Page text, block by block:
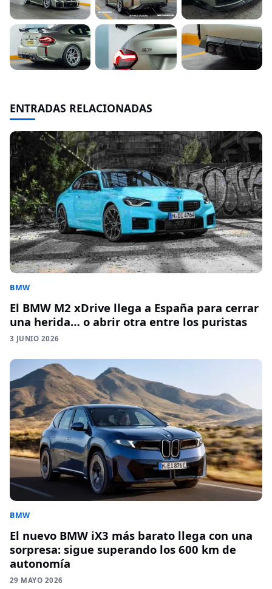
ENTRADAS RELACIONADAS
BMW
El BMW M2 xDrive llega a España para cerrar
una herida… o abrir otra entre los puristas
3 JUNIO 2026
BMW
El nuevo BMW iX3 más barato llega con una
sorpresa: sigue superando los 600 km de
autonomía
29 MAYO 2026